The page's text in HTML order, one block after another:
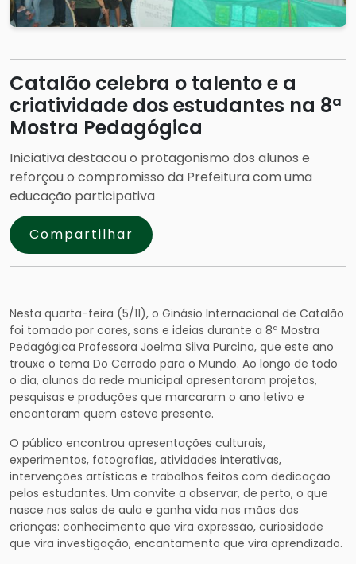
Catalão celebra o talento e a
criatividade dos estudantes na 8ª
Mostra Pedagógica
Iniciativa destacou o protagonismo dos alunos e
reforçou o compromisso da Prefeitura com uma
educação participativa
Compartilhar
Nesta quarta-feira (5/11), o Ginásio Internacional de Catalão
foi tomado por cores, sons e ideias durante a 8ª Mostra
Pedagógica Professora Joelma Silva Purcina, que este ano
trouxe o tema Do Cerrado para o Mundo. Ao longo de todo
o dia, alunos da rede municipal apresentaram projetos,
pesquisas e produções que marcaram o ano letivo e
encantaram quem esteve presente.
O público encontrou apresentações culturais,
experimentos, fotografias, atividades interativas,
intervenções artísticas e trabalhos feitos com dedicação
pelos estudantes. Um convite a observar, de perto, o que
nasce nas salas de aula e ganha vida nas mãos das
crianças: conhecimento que vira expressão, curiosidade
que vira investigação, encantamento que vira aprendizado.